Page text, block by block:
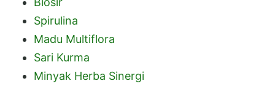
Spirulina
Madu Multiflora
Sari Kurma
Minyak Herba Sinergi